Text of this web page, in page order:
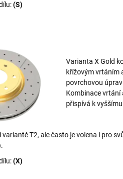
(S)
Varianta X Gold
křížovým vrtáním
povrchovou
Kombinace vrtání
přispívá k
variantě T2, ale často je volena i pro
(X)